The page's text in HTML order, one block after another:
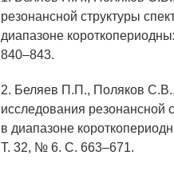
pезонансной стpуктуpы
диапазоне
840–843.
2. Беляев П.П., Поляков
исследования pезонансной
в диапазоне
Т. 32, № 6. С. 663–671.